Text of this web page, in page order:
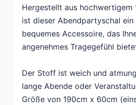
Hergestellt aus hochwertigem
ist dieser Abendpartyschal ein
bequemes Accessoire, das
angenehmes Tragegefühl
Der Stoff ist weich und
lange Abende oder
Größe von 190cm x 60cm